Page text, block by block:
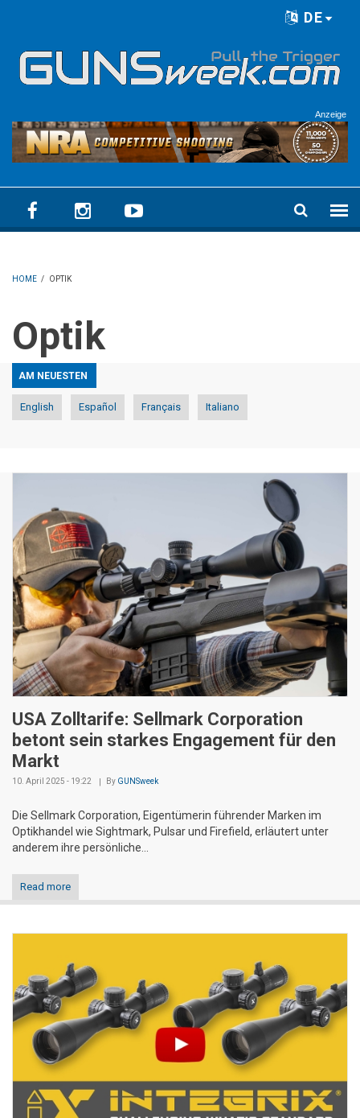
DE
Anzeige
HOME / OPTIK
Optik
AM NEUESTEN
English Español Français Italiano
USA Zolltarife: Sellmark Corporation
betont sein starkes Engagement für den
Markt
10. April 2025 - 19:22 By GUNSweek
Die Sellmark Corporation, Eigentümerin führender Marken im
Optikhandel wie Sightmark, Pulsar und Firefield, erläutert unter
anderem ihre persönliche...
Read more